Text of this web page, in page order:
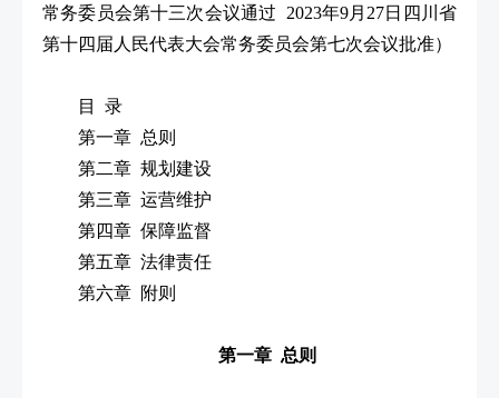
常务委员会第十三次会议通过 2023年9月27日四川省
第十四届人民代表大会常务委员会第七次会议批准）
目 录
第一章 总则
第二章 规划建设
第三章 运营维护
第四章 保障监督
第五章 法律责任
第六章 附则
第一章 总则